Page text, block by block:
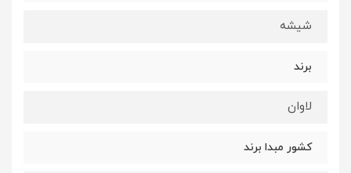
شیشه
برند
لاوان
کشور مبدا برند